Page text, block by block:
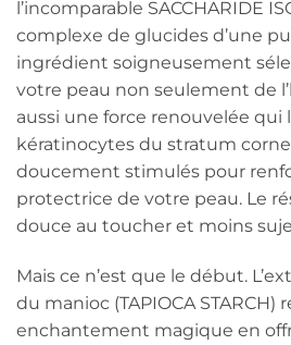
l’incomparable SACCHARIDE
complexe de glucides d’une
ingrédient soigneusement
votre peau non seulement de
aussi une force renouvelée qui
kératinocytes du stratum
doucement stimulés pour
protectrice de votre peau. Le
douce au toucher et moins
Mais ce n’est que le début.
du manioc (TAPIOCA STARCH)
enchantement magique en